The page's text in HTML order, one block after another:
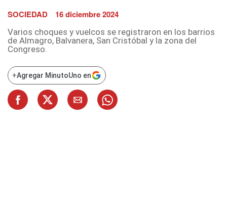
SOCIEDAD 16 diciembre 2024
Varios choques y vuelcos se registraron en los barrios
de Almagro, Balvanera, San Cristóbal y la zona del
Congreso.
+Agregar MinutoUno en